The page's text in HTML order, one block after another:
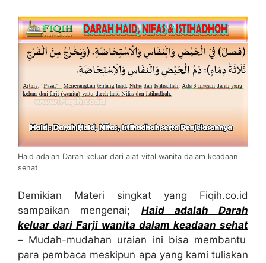
Haid adalah Darah keluar dari alat vital wanita dalam keadaan
sehat
Demikian Materi singkat yang Fiqih.co.id
sampaikan mengenai; Haid adalah Darah
keluar dari Farji wanita dalam keadaan sehat
– Mudah-mudahan uraian ini bisa membantu
para pembaca meskipun apa yang kami tuliskan